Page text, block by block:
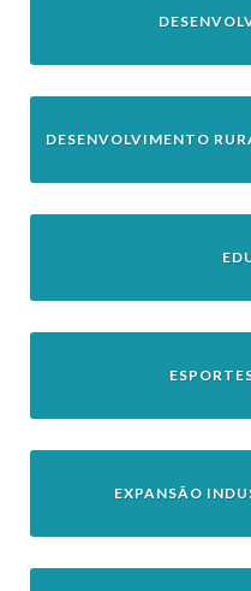
DESENVOLVIMENTO
EXPANSÃO